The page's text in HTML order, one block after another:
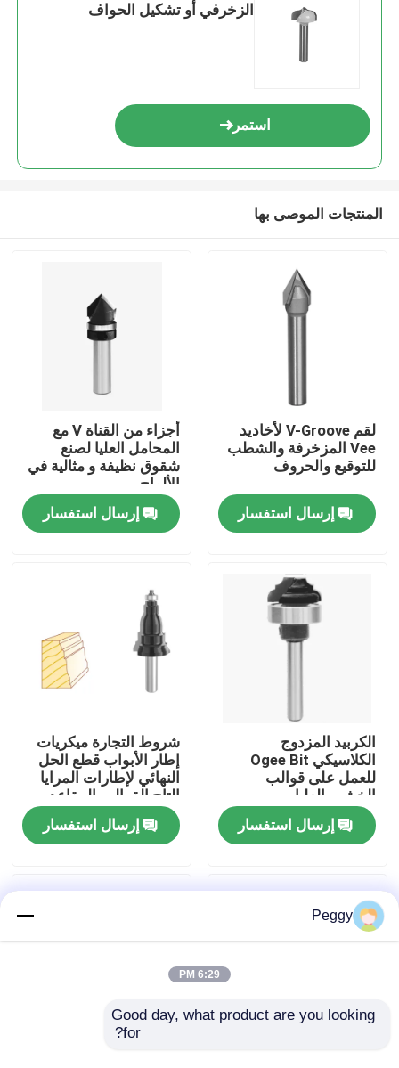
جولة في المعمل
مراقبة الجودة
اتصل بنا
اطلب اقتباس
بت التوجيه المستقيم
الزخرفي أو تشكيل الحواف
استمر
المنتجات الموصى بها
لقم V-Groove لأخاديد
Vee المزخرفة والشطب
للتوقيع والحروف
إرسال استفسار
أجزاء من القناة V مع
المحامل العليا لصنع
شقوق نظيفة و مثالية في
الألواح
إرسال استفسار
الكربيد المزدوج
الكلاسيكي Ogee Bit
للعمل على قوالب
الخشب العليا
إرسال استفسار
شروط التجارة ميكريات
إطار الأبواب قطع الحل
النهائي لإطارات المرايا
التاج القوالب المقاعد
السكة الحديدية وأكثر
إرسال استفسار
Peggy
6:29 PM
Good day, what product are you looking
for?